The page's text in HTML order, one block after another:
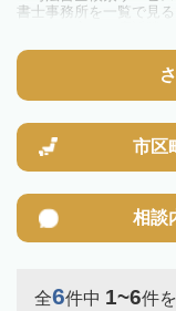
書士事務所を一覧で見
えている方は一度近隣
市区
相談
全6件中 1~6件